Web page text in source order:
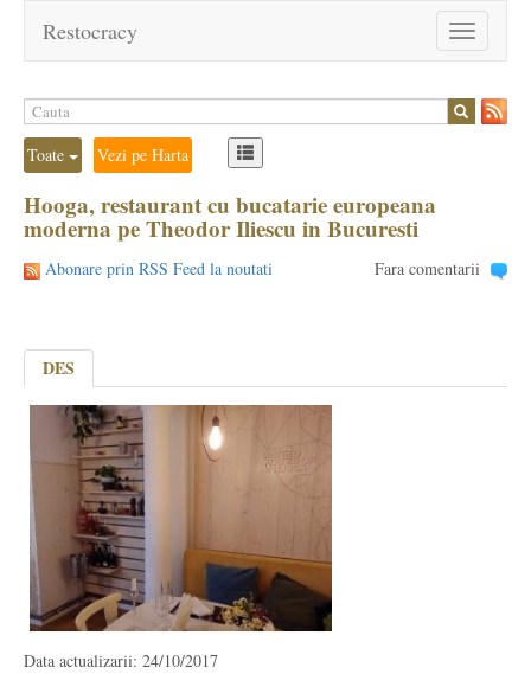
Toggle
navigation
Restocracy
Toate Vezi pe Harta
Hooga, restaurant cu bucatarie europeana
moderna pe Theodor Iliescu in Bucuresti
Abonare prin RSS Feed la noutati Fara comentarii
DES
Data actualizarii: 24/10/2017